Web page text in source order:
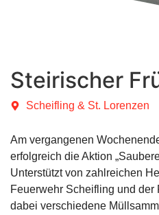
Steirischer
Scheifling & St. Lorenzen
Am vergangenen
erfolgreich die Aktion
Unterstützt von zahlreichen
Feuerwehr Scheifling und
dabei verschiedene